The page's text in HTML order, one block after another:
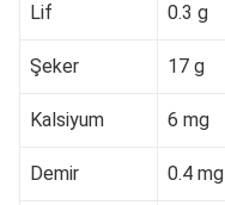
Lif 0.3 g
Şeker 17 g
Kalsiyum 6 mg
Demir 0.4 mg